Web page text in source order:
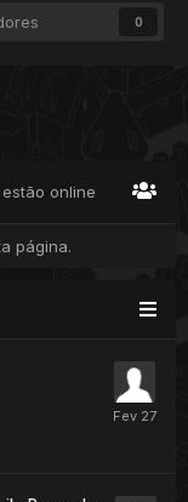
0
online
página.